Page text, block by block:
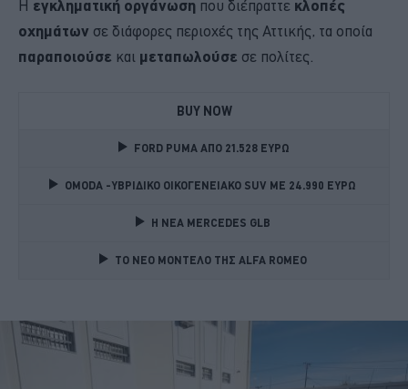
Η εγκληματική οργάνωση που διέπραττε κλοπές
οχημάτων σε διάφορες περιοχές της Αττικής, τα οποία
παραποιούσε και μεταπωλούσε σε πολίτες.
BUY NOW
FORD PUMA ΑΠΟ 21.528 ΕΥΡΩ
OMODA -ΥΒΡΙΔΙΚΟ ΟΙΚΟΓΕΝΕΙΑΚΟ SUV ME 24.990 ΕΥΡΩ
Η ΝΕΑ MERCEDES GLB
TO NEO MONTΕΛΟ ΤΗΣ ALFA ROMEO